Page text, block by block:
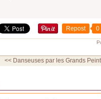
Repost 0
<< Danseuses par les Grands